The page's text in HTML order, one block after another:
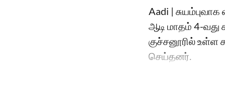
Aadi |
ஆடி மாதம் 4-
குச்சனூரில் உள்ள
செய்தனர்.